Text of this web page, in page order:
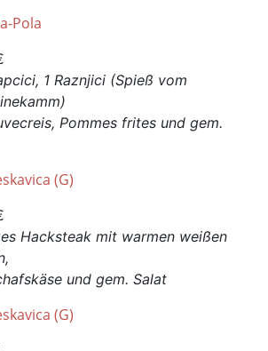
Pola
1 Raznjici (Spieß vom
Pommes frites und gem.
(G)
Hacksteak mit warmen weißen
und gem. Salat
(G)